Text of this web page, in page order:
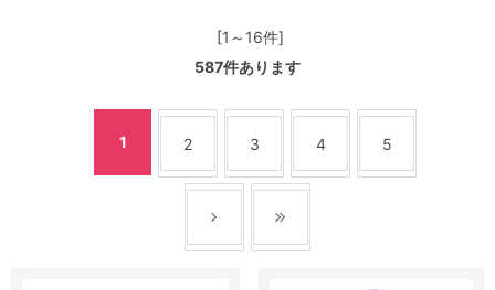
[1～16件]
587件あります
1 2 3 4 5